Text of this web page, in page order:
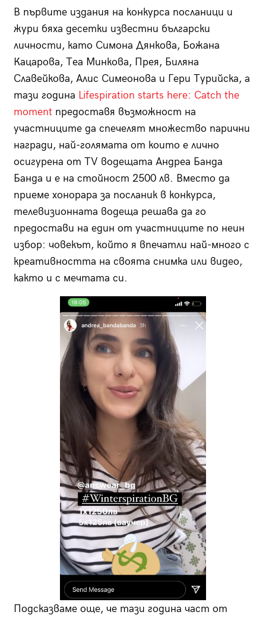
В първите издания на конкурса посланици и
жури бяха десетки известни български
личности, като Симона Дянкова, Божана
Кацарова, Теа Минкова, Прея, Биляна
Славейкова, Алис Симеонова и Гери Турийска, а
тази година Lifespiration starts here: Catch the
momentпредоставя възможност на
участниците да спечелят множество парични
награди, най-голямата от които е лично
осигурена от ТV водещата Андреа Банда
Банда и е на стойност 2500 лв. Вместо да
приеме хонорара за посланик в конкурса,
телевизионната водеща решава да го
предостави на един от участниците по неин
избор: човекът, който я впечатли най-много с
креативността на своята снимка или видео,
както и с мечтата си.
Подсказваме още, че тази година част от